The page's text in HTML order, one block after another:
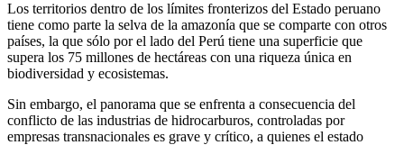
Los territorios dentro de los límites fronterizos del Estado peruano
tiene como parte la selva de la amazonía que se comparte con otros
países, la que sólo por el lado del Perú tiene una superficie que
supera los 75 millones de hectáreas con una riqueza única en
biodiversidad y ecosistemas.
Sin embargo, el panorama que se enfrenta a consecuencia del
conflicto de las industrias de hidrocarburos, controladas por
empresas transnacionales es grave y crítico, a quienes el estado